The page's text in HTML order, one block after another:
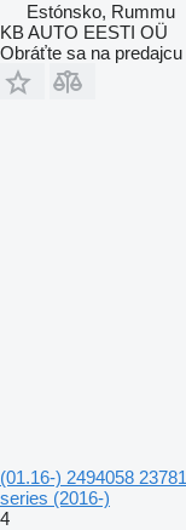
Estónsko, Rummu
KB AUTO EESTI OÜ
Obráťte sa na predajcu
(01.16-) 2494058
series (2016-)
4